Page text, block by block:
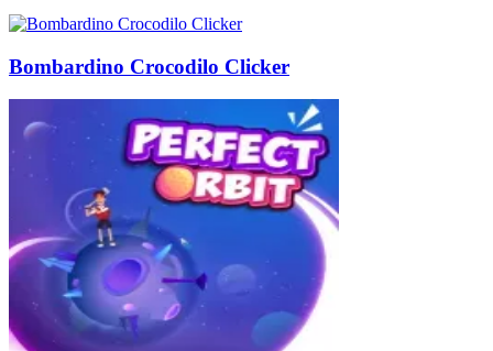
Bombardino Crocodilo Clicker